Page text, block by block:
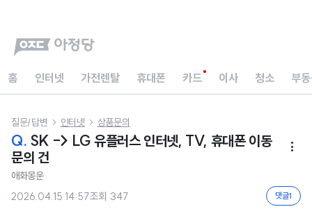
홈 인터넷 가전렌탈 휴대폰 카드 이사 청소 부
질문/답변  인터넷  상품문의
Q. SK -> LG 유플러스 인터넷, TV, 휴대폰 이동
문의 건

애화몽운
2026.04.15 14:57조회 347 댓글1